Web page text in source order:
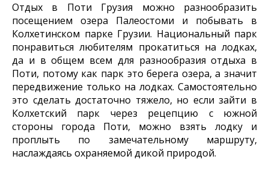
Отдых в Поти Грузия можно разнообразить
посещением озера Палеостоми и побывать в
Колхетинском парке Грузии. Национальный парк
понравиться любителям прокатиться на лодках,
да и в общем всем для разнообразия отдыха в
Поти, потому как парк это берега озера, а значит
передвижение только на лодках. Самостоятельно
это сделать достаточно тяжело, но если зайти в
Колхетский парк через рецепцию с южной
стороны города Поти, можно взять лодку и
проплыть по замечательному маршруту,
наслаждаясь охраняемой дикой природой.